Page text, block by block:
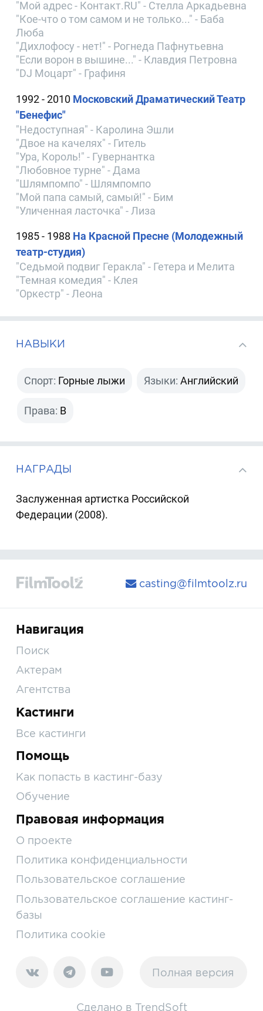
"Мой адрес - Контакт.RU" - Стелла Аркадьевна
"Кое-что о том самом и не только..." - Баба
Люба
"Дихлофосу - нет!" - Рогнеда Пафнутьевна
"Если ворон в вышине..." - Клавдия Петровна
"DJ Моцарт" - Графиня
1992 - 2010 Московский Драматический Театр
"Бенефис"
"Недоступная" - Каролина Эшли
"Двое на качелях" - Гитель
"Ура, Король!" - Гувернантка
"Любовное турне" - Дама
"Шлямпомпо" - Шлямпомпо
"Мой папа самый, самый!" - Бим
"Уличенная ласточка" - Лиза
1985 - 1988 На Красной Пресне (Молодежный
театр-студия)
"Седьмой подвиг Геракла" - Гетера и Мелита
"Темная комедия" - Клея
"Оркестр" - Леона
НАВЫКИ
Спорт: Горные лыжи Языки: Английский
Права: B
НАГРАДЫ
Заслуженная артистка Российской
Федерации (2008).
casting@filmtoolz.ru
Навигация
Поиск
Актерам
Агентства
Кастинги
Все кастинги
Помощь
Как попасть в кастинг-базу
Обучение
Правовая информация
О проекте
Политика конфиденциальности
Пользовательское соглашение
Пользовательское соглашение кастинг-
базы
Политика cookie
Полная версия
Сделано в TrendSoft